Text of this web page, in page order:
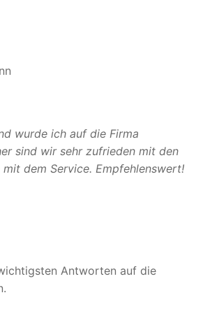
wurde ich auf die Firma
sind wir sehr zufrieden mit den
dem Service. Empfehlenswert!
Antworten auf die